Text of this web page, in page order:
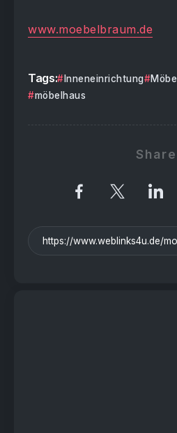
www.moebelbraum.de
Tags: Inneneinrichtung Möbel
möbelhaus
Share